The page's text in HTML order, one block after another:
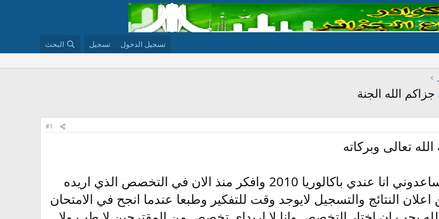
تسجيل الدخول تسجيل البحث
الله الجنة
#1
تعالى وبركاته
ارجوكم من فضلكم ساعدوني انا عندي باكالوريا 2010 وافكر منذ الان في التخصص الذي اريده
النتائج والتسجيل لايوجد وقت للتفكير وطبعا عندما انجح في الامتحان